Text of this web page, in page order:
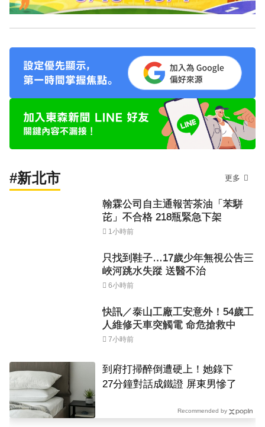
#新北市 更多
翰霖公司自主通報苦茶油「苯駢
芘」不合格 218瓶緊急下架
1小時前
只找到鞋子…17歲少年無視公告三
峽河跳水失蹤 送醫不治
6小時前
快訊／泰山工廠工安意外！54歲工
人維修天車突觸電 命危搶救中
7小時前
到府打掃醉倒遭硬上！她錄下
27分鐘對話成鐵證 屏東男慘了
Recommended by